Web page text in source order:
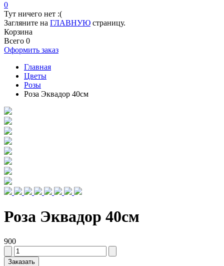
0
Тут ничего нет :(
Загляните на ГЛАВНУЮ страницу.
Корзина
Всего 0
Оформить заказ
Главная
Цветы
Розы
Роза Эквадор 40см
Роза Эквадор 40см
900
Заказать